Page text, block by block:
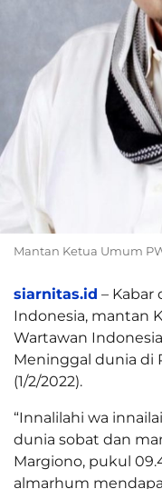
Mantan Ketua Umum
siarnitas.id –
Indonesia, mantan
Wartawan
Meninggal dunia di
(1/2/2022).
“Innalilahi wa
dunia sobat dan
Margiono, pukul
almarhum